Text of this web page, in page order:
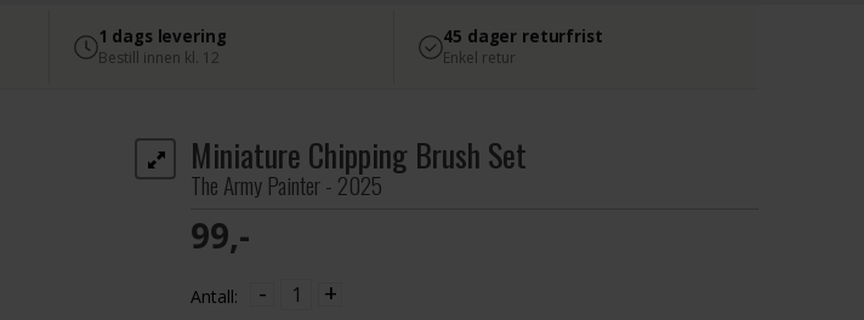
1 dags levering
Bestill innen kl. 12
45 dager returfrist
Enkel retur
Miniature Chipping Brush Set
The Army Painter - 2025
99,-
Antall: - +